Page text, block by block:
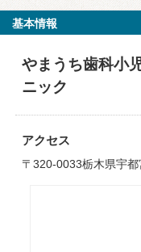
基本情報
やまうち歯科小
ニック
アクセス
〒320-0033栃木県宇